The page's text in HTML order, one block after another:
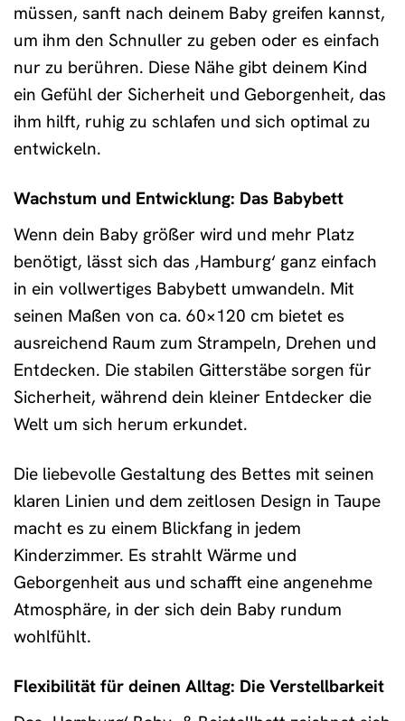
müssen, sanft nach deinem Baby greifen kannst,
um ihm den Schnuller zu geben oder es einfach
nur zu berühren. Diese Nähe gibt deinem Kind
ein Gefühl der Sicherheit und Geborgenheit, das
ihm hilft, ruhig zu schlafen und sich optimal zu
entwickeln.
Wachstum und Entwicklung: Das Babybett
Wenn dein Baby größer wird und mehr Platz
benötigt, lässt sich das ‚Hamburg‘ ganz einfach
in ein vollwertiges Babybett umwandeln. Mit
seinen Maßen von ca. 60×120 cm bietet es
ausreichend Raum zum Strampeln, Drehen und
Entdecken. Die stabilen Gitterstäbe sorgen für
Sicherheit, während dein kleiner Entdecker die
Welt um sich herum erkundet.
Die liebevolle Gestaltung des Bettes mit seinen
klaren Linien und dem zeitlosen Design in Taupe
macht es zu einem Blickfang in jedem
Kinderzimmer. Es strahlt Wärme und
Geborgenheit aus und schafft eine angenehme
Atmosphäre, in der sich dein Baby rundum
wohlfühlt.
Flexibilität für deinen Alltag: Die Verstellbarkeit